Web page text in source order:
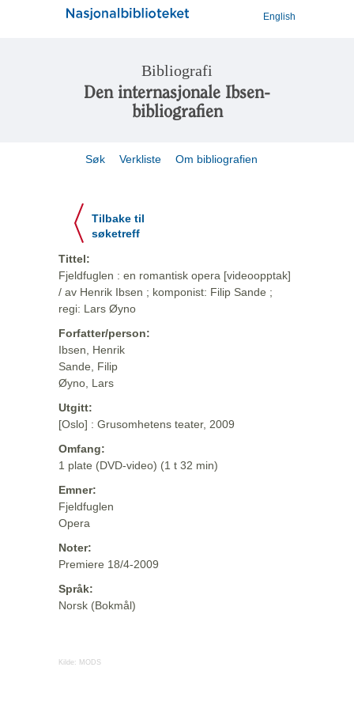
English
Bibliografi
Den internasjonale Ibsen-
bibliografien
Søk Verkliste Om bibliografien
Tilbake til
søketreff
Tittel:
Fjeldfuglen : en romantisk opera [videoopptak]
/ av Henrik Ibsen ; komponist: Filip Sande ;
regi: Lars Øyno
Forfatter/person:
Ibsen, Henrik
Sande, Filip
Øyno, Lars
Utgitt:
[Oslo] : Grusomhetens teater, 2009
Omfang:
1 plate (DVD-video) (1 t 32 min)
Emner:
Fjeldfuglen
Opera
Noter:
Premiere 18/4-2009
Språk:
Norsk (Bokmål)
Kilde: MODS